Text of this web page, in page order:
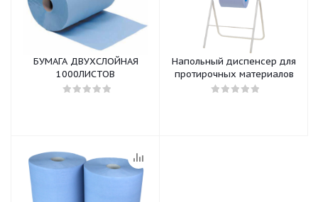
БУМАГА ДВУХСЛОЙНАЯ
1000ЛИСТОВ
Напольный диспенсер для
протирочных материалов